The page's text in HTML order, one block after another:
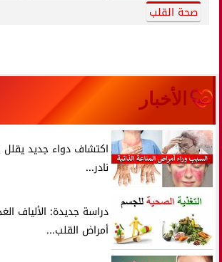
صحة القلب
الأخبار
اكتشاف دواء جديد
نادر...
دراسة جديدة: الألياف
أمراض القلب...